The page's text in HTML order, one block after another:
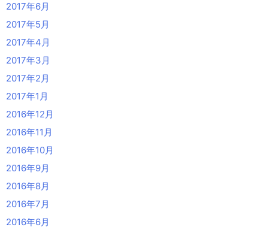
2017年6月
2017年5月
2017年4月
2017年3月
2017年2月
2017年1月
2016年12月
2016年11月
2016年10月
2016年9月
2016年8月
2016年7月
2016年6月